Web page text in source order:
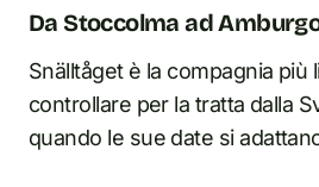
Da Stoccolma ad
Snälltåget è la compagnia più
controllare per la tratta dalla
quando le sue date si